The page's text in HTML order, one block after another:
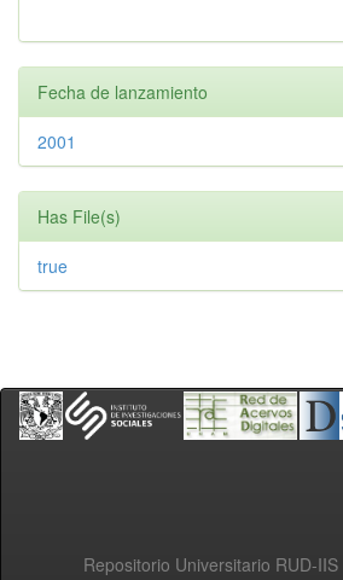
Fecha de lanzamiento
2001
Has File(s)
true
Repositorio Universitario RUD-IIS